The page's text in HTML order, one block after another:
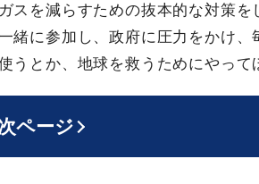
スを減らすための抜本的な対策を
緒に参加し、政府に圧力をかけ、
うとか、地球を救うためにやって
ページ